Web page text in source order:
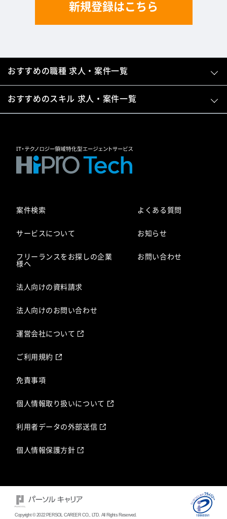
新規登録はこちら
おすすめの職種 求人・案件一覧
おすすめのスキル 求人・案件一覧
案件検索
サービスについて
フリーランスをお探しの企業
様へ
法人向けの資料請求
法人向けのお問い合わせ
よくある質問
お知らせ
お問い合わせ
運営会社について
ご利用規約
免責事項
個人情報取り扱いについて
利用者データの外部送信
個人情報保護方針
Copyright © 2022 PERSOL CAREER CO., LTD. All Rights Reserved.